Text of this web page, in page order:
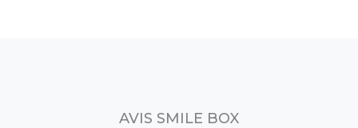
AVIS SMILE BOX